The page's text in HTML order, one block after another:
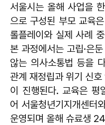
서울시는 올해 사업을
으로 구성된 부모 교육
롤플레이와 실제 사례
본 과정에서는 고립·은
않는 의사소통법 등을
관계 재정립과 위기 신
이 진행된다. 교육은 평
어 서울청년기지개센터
운영되며 올해 슈료생